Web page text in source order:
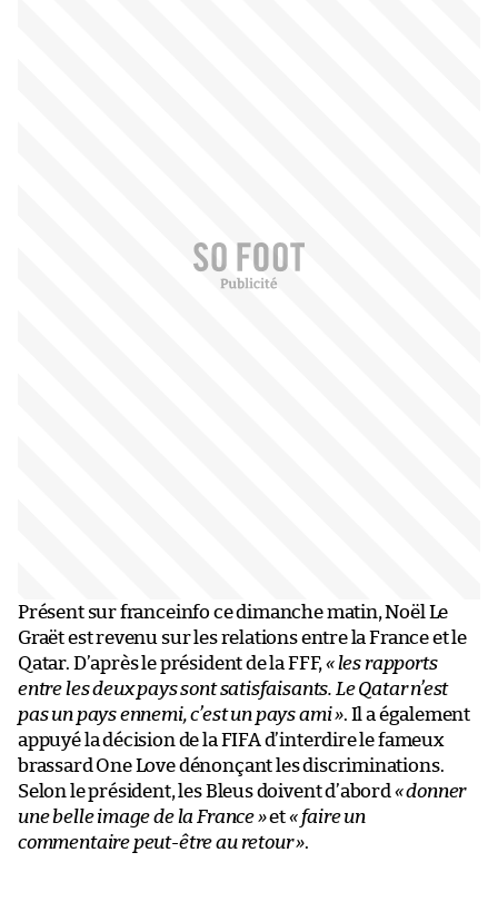
Présent sur franceinfo ce dimanche matin, Noël Le
Graët est revenu sur les relations entre la France et le
Qatar. D’après le président de la FFF, « les rapports
entre les deux pays sont satisfaisants. Le Qatar n’est
pas un pays ennemi, c’est un pays ami ». Il a également
appuyé la décision de la FIFA d’interdire le fameux
brassard One Love dénonçant les discriminations.
Selon le président, les Bleus doivent d’abord « donner
une belle image de la France »et« faire un
commentaire peut-être au retour ».